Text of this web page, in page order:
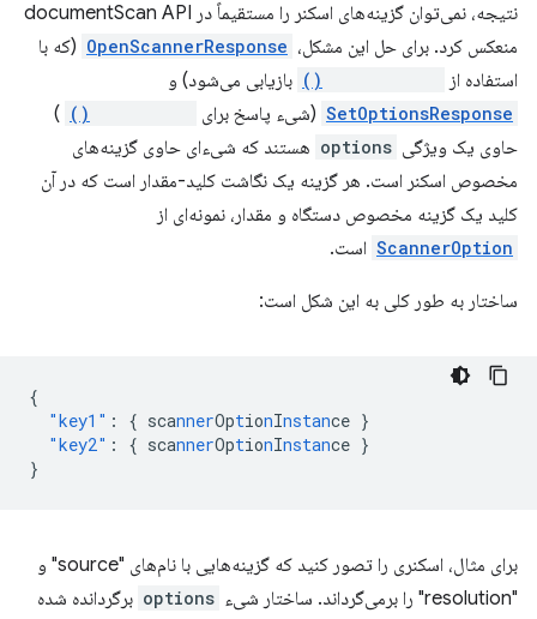
نتیجه، نمی‌توان گزینه‌های اسکنر را مستقیماً در documentScan API
منعکس کرد. برای حل این مشکل، OpenScannerResponse (که با
استفاده از
بازیابی می‌شود) و
SetOptionsResponse (شیء پاسخ برای
)
حاوی یک ویژگی options هستند که شیء‌ای حاوی گزینه‌های
مخصوص اسکنر است. هر گزینه یک نگاشت کلید-مقدار است که در آن
کلید یک گزینه مخصوص دستگاه و مقدار، نمونه‌ای از
ScannerOption است.
ساختار به طور کلی به این شکل است:
{
"key1" : { scannerOptionInstance }
"key2" : { scannerOptionInstance }
}
برای مثال، اسکنری را تصور کنید که گزینه‌هایی با نام‌های "source" و
"resolution" را برمی‌گرداند. ساختار شیء
options برگردانده شده